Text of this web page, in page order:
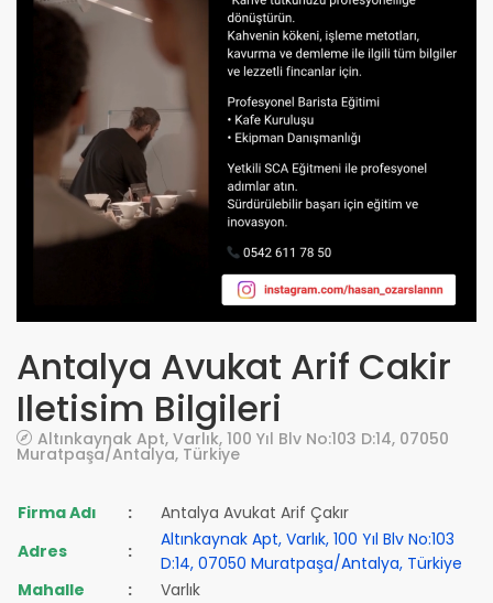
Antalya Avukat Arif Cakir
Iletisim Bilgileri
Altınkaynak Apt, Varlık, 100 Yıl Blv No:103 D:14, 07050
Muratpaşa/Antalya, Türkiye
Firma Adı :
Antalya Avukat Arif Çakır
Adres
:
Altınkaynak Apt, Varlık, 100 Yıl Blv No:103
D:14, 07050 Muratpaşa/Antalya, Türkiye
Mahalle
:
Varlık